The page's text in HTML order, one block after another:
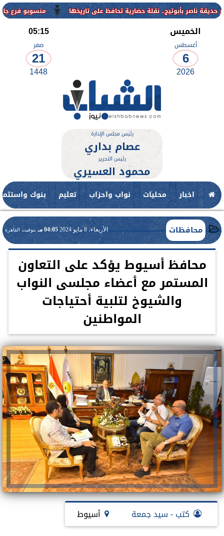
منسوبو فرع جامعة الأزهر للوجه
الخميس
أغسطس
6
2026
05:15
صفر
21
1448
رئيس مجلس الإدارة
عصام بداري
رئيس التحرير
محمود العسيري
اخبار محليات نواب واحزاب تعليم بنوك
محافظات الأربعاء، 8 مايو 2024 04:05 مـ بتوقيت القاهرة
محافظ أسيوط يؤكد على التعاون
المستمر مع أعضاء مجلسى النواب
والشيوخ لتلبية أحتياجات
المواطنين
كتب - سيد جمعة أسيوط